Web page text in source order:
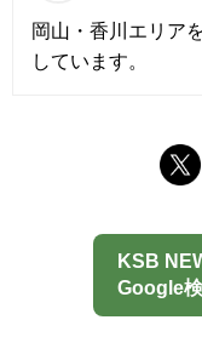
岡山・香川エリア
しています。
KSB
Google